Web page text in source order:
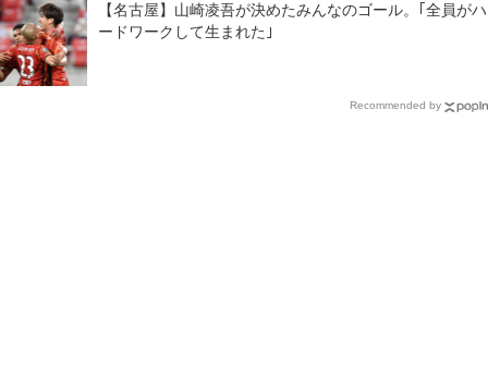
【名古屋】山崎凌吾が決めたみんなのゴール。｢全員がハ
ードワークして生まれた｣
Recommended by